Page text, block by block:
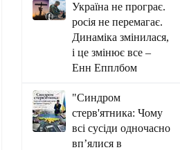
Україна не програє.
росія не перемагає.
Динаміка змінилася,
і це змінює все –
Енн Епплбом
"Синдром
стерв'ятника: Чому
всі сусіди одночасно
вп’ялися в